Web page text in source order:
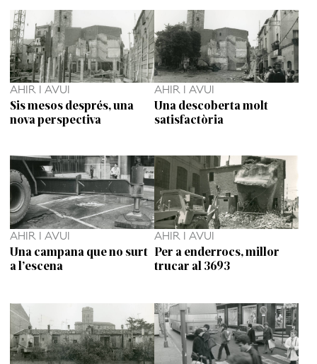
AHIR I AVUI
Sis mesos després, una
nova perspectiva
AHIR I AVUI
Una descoberta molt
satisfactòria
AHIR I AVUI
Una campana que no surt
a l’escena
AHIR I AVUI
Per a enderrocs, millor
trucar al 3693